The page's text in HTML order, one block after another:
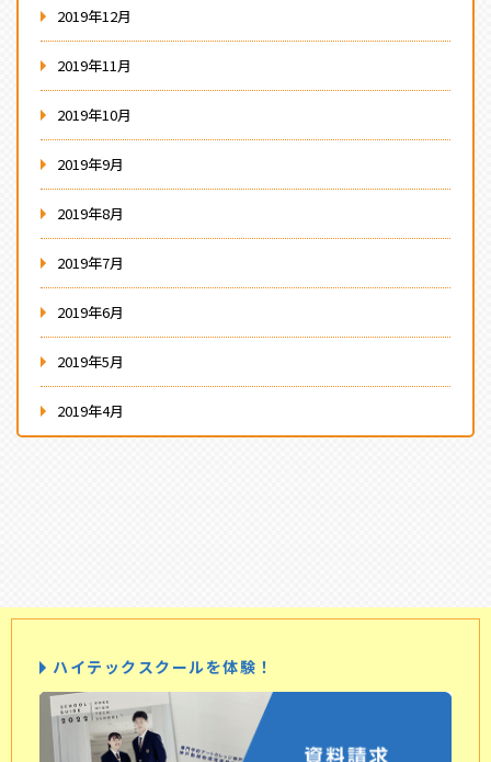
2019年12月
2019年11月
2019年10月
2019年9月
2019年8月
2019年7月
2019年6月
2019年5月
2019年4月
ハイテックスクールを体験！